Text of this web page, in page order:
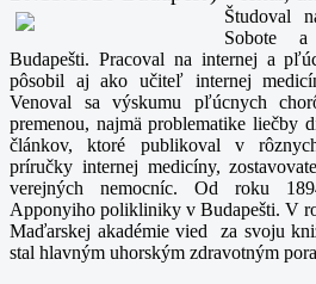
Študoval
Sobote
Budapešti. Pracoval na internej a
pôsobil aj ako učiteľ internej
Venoval sa výskumu pľúcnych
premenou, najmä problematike liečby
článkov, ktoré publikoval v
príručky internej medicíny,
verejných nemocníc. Od roku
Apponyiho polikliniky v Budapešti. V
Maďarskej akadémie vied za svoju
stal hlavným uhorským zdravotným